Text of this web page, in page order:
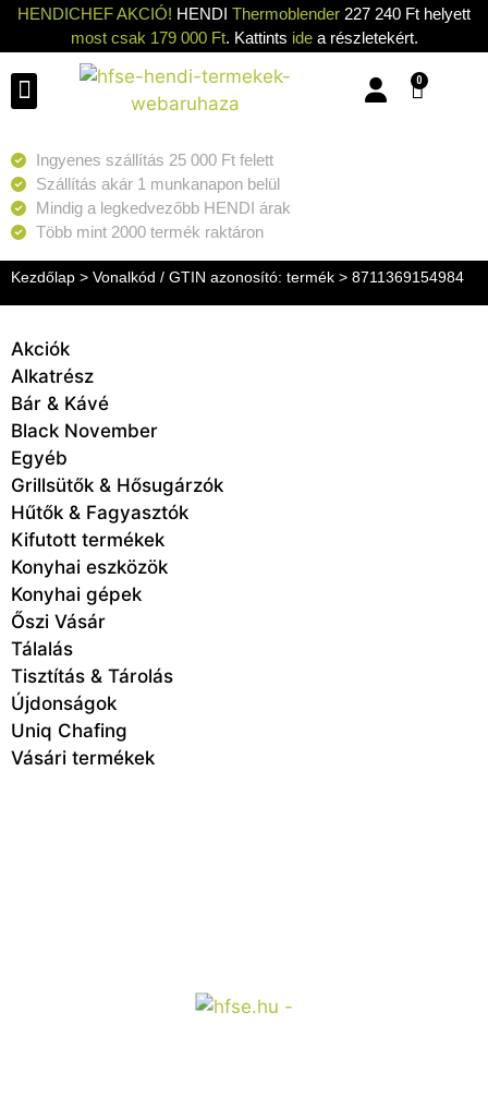
HENDICHEF AKCIÓ! HENDI Thermoblender 227 240 Ft helyett
most csak 179 000 Ft. Kattints idea részletekért.
0
Ingyenes szállítás 25 000 Ft felett
Szállítás akár 1 munkanapon belül
Mindig a legkedvezőbb HENDI árak
Több mint 2000 termék raktáron
Kezdőlap > Vonalkód / GTIN azonosító: termék > 8711369154984
Akciók
Alkatrész
Bár & Kávé
Black November
Egyéb
Grillsütők & Hősugárzók
Hűtők & Fagyasztók
Kifutott termékek
Konyhai eszközök
Konyhai gépek
Őszi Vásár
Tálalás
Tisztítás & Tárolás
Újdonságok
Uniq Chafing
Vásári termékek